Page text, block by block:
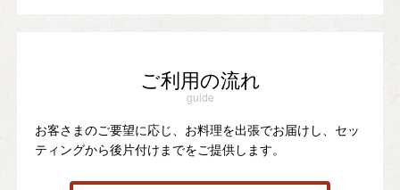
ご利用の流れ
guide
お客さまのご要望に応じ、お料理を出張でお届けし、セッ
ティングから後片付けまでをご提供します。